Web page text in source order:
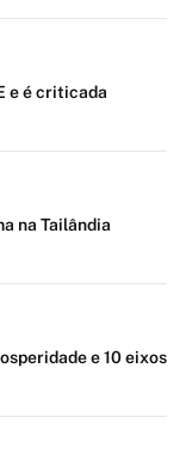
e é criticada
na Tailândia
e 10 eixos